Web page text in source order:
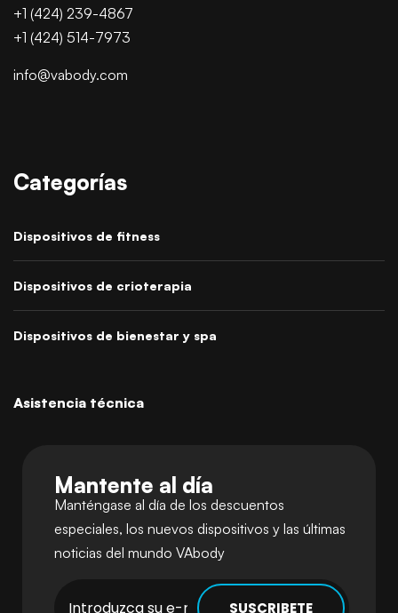
+1 (424) 239-4867
+1 (424) 514-7973
info@vabody.com
Categorías
Dispositivos de fitness
Dispositivos de crioterapia
Dispositivos de bienestar y spa
Asistencia técnica
Mantente al día
Manténgase al día de los descuentos
especiales, los nuevos dispositivos y las últimas
noticias del mundo VAbody